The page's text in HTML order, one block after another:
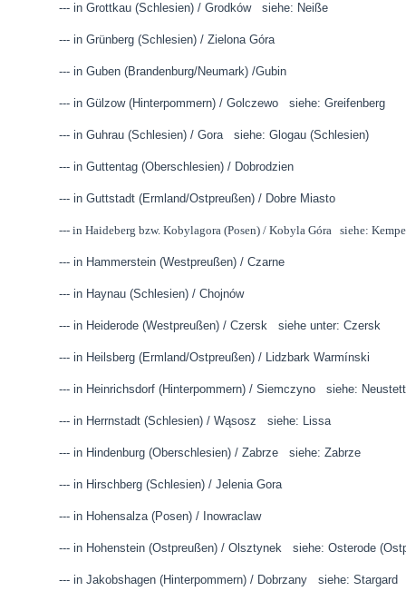
--- in Grottkau (Schlesien) / Grodków siehe: Neiße
--- in Grünberg (Schlesien) / Zielona Góra
--- in Guben (Brandenburg/Neumark) /Gubin
--- in Gülzow (Hinterpommern) / Golczewo siehe: Greifenberg
--- in Guhrau (Schlesien) / Gora siehe: Glogau (Schlesien)
--- in Guttentag (Oberschlesien) / Dobrodzien
--- in Guttstadt (Ermland/Ostpreußen) / Dobre Miasto
--- in Haideberg bzw. Kobylagora (Posen) / Kobyla Góra siehe:
--- in Hammerstein (Westpreußen) / Czarne
--- in Haynau (Schlesien) / Chojnów
--- in Heiderode (Westpreußen) / Czersk siehe unter: Czersk
--- in Heilsberg (Ermland/Ostpreußen) / Lidzbark Warmínski
--- in Heinrichsdorf (Hinterpommern) / Siemczyno siehe:
--- in Herrnstadt (Schlesien) / Wąsosz siehe: Lissa
--- in Hindenburg (Oberschlesien) / Zabrze siehe: Zabrze
--- in Hirschberg (Schlesien) / Jelenia Gora
--- in Hohensalza (Posen) / Inowraclaw
--- in Hohenstein (Ostpreußen) / Olsztynek siehe: Osterode
--- in Jakobshagen (Hinterpommern) / Dobrzany siehe: Stargard